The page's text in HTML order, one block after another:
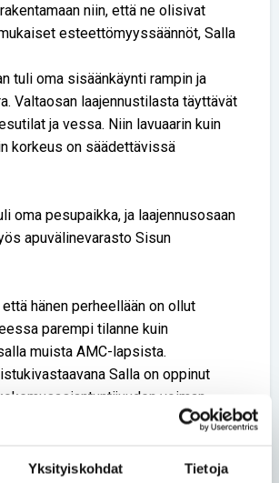
Yksityiskohdat Tietoja
niin, että ne olisivat
esteettömyyssäännöt, Salla
tuli oma sisäänkäynti rampin ja
Valtaosan laajennustilasta täyttävät
ja vessa. Niin lavuaarin kuin
korkeus on säädettävissä
oma pesupaikka, ja laajennusosaan
apuvälinevarasto Sisun
hänen perheellään on ollut
parempi tilanne kuin
muista AMC-lapsista.
Salla on oppinut
voiman
tehdessä.
neuvoja. Itsekin soitin lukuisia